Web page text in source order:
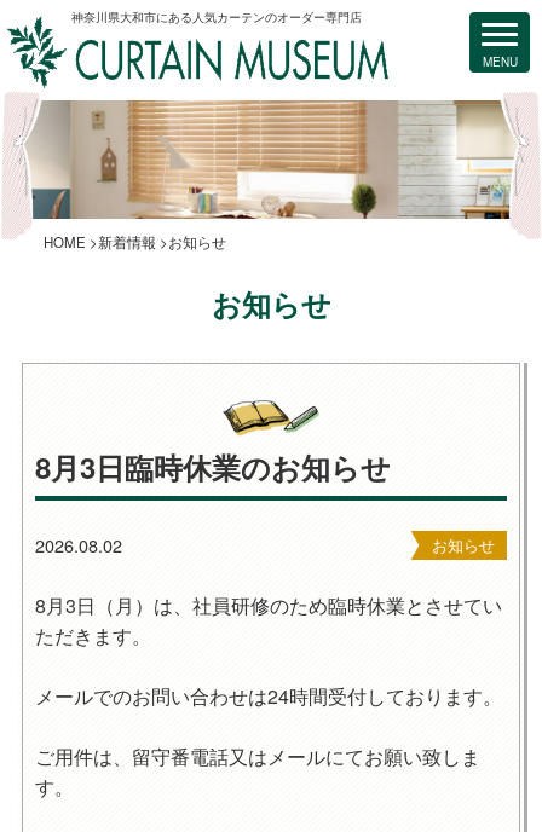
神奈川県大和市にある人気カーテンのオーダー専門店
HOME 新着情報 お知らせ
お知らせ
8月3日臨時休業のお知らせ
2026.08.02 お知らせ
8月3日（月）は、社員研修のため臨時休業とさせてい
ただきます。
メールでのお問い合わせは24時間受付しております。
ご用件は、留守番電話又はメールにてお願い致しま
す。